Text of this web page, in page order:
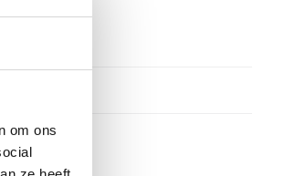
om ons